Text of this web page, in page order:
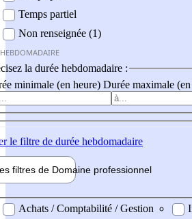
Temps partiel
Non renseignée (1)
la durée hebdomadaire :
minimale (en heure) Durée maximale
le filtre de durée hebdomadaire
filtres de Domaine professionnel
professionel
Achats / Comptabilité / Gestion